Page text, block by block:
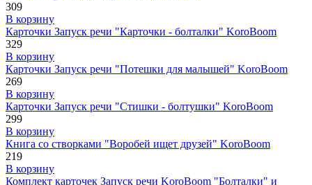
309
В корзину
Карточки Запуск речи "Карточки - болталки" KoroBoom
329
В корзину
Карточки Запуск речи "Потешки для малышей" KoroBoom
269
В корзину
Карточки Запуск речи "Стишки - болтушки" KoroBoom
299
В корзину
Книга со створками "Воробей ищет друзей" KoroBoom
219
В корзину
Комплект карточек Запуск речи KoroBoom "Болталки" и